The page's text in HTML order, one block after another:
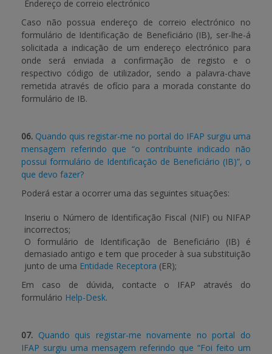
Endereço de correio electrónico
Caso não possua endereço de correio electrónico no
formulário de Identificação de Beneficiário (IB), ser-lhe-á
solicitada a indicação de um endereço electrónico para
onde será enviada a confirmação de registo e o
respectivo código de utilizador, sendo a palavra-chave
remetida através de ofício para a morada constante do
formulário de IB.
06. Quando quis registar-me no portal do IFAP surgiu uma
mensagem referindo que “o contribuinte indicado não
possui formulário de Identificação de Beneficiário (IB)”, o
que devo fazer?
Poderá estar a ocorrer uma das seguintes situações:
Inseriu o Número de Identificação Fiscal (NIF) ou NIFAP
incorrectos;
O formulário de Identificação de Beneficiário (IB) é
demasiado antigo e tem que proceder à sua substituição
junto de uma Entidade Receptora (ER);
Em caso de dúvida, contacte o IFAP através do
formulário Help-Desk.
07. Quando quis registar-me novamente no portal do
IFAP surgiu uma mensagem referindo que “Foi feito um